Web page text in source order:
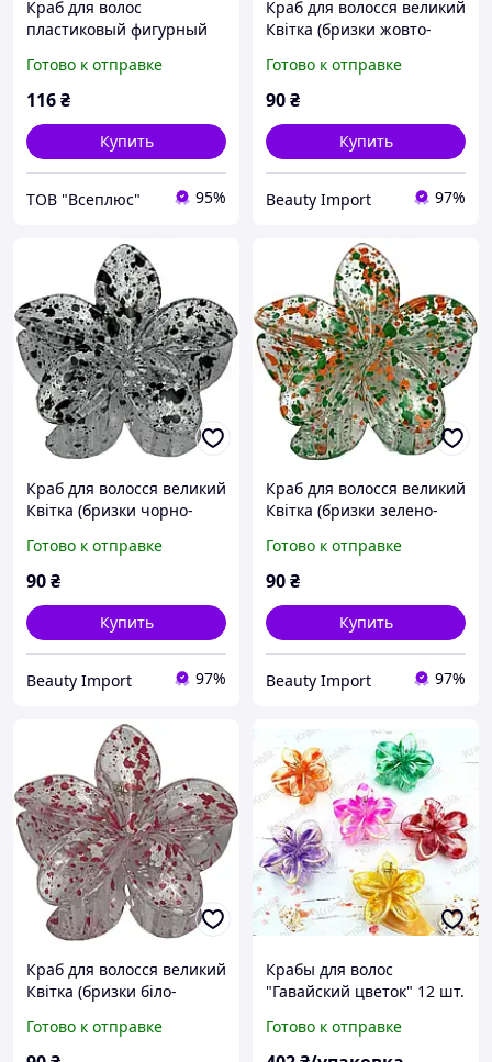
Краб для волос
пластиковый фигурный
Готово к отправке
116₴
Купить
ТОВ "Всеплюс" 95%
Краб для волосся великий
Квітка (бризки жовто-
Готово к отправке
90₴
Купить
Beauty Import 97%
Краб для волосся великий
Квітка (бризки чорно-
Готово к отправке
90₴
Купить
Beauty Import 97%
Краб для волосся великий
Квітка (бризки зелено-
Готово к отправке
90₴
Купить
Beauty Import 97%
Краб для волосся великий
Квітка (бризки біло-
Готово к отправке
Крабы для волос
"Гавайский цветок" 12 шт.
полупрозрачные,
заколка-краб BKR-25
Готово к отправке